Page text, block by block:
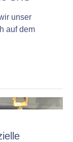
unser
auf dem